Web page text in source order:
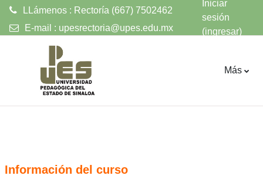
LLámenos : Rectoría (667) 7502462
E-mail : upesrectoria@upes.edu.mx
Iniciar
sesión
(ingresar)
Más
Información del curso